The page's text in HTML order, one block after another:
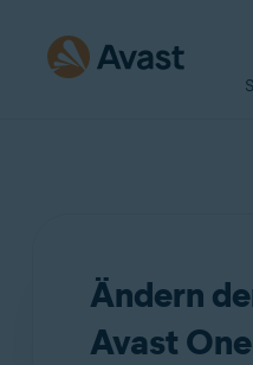
Ändern
Avast One